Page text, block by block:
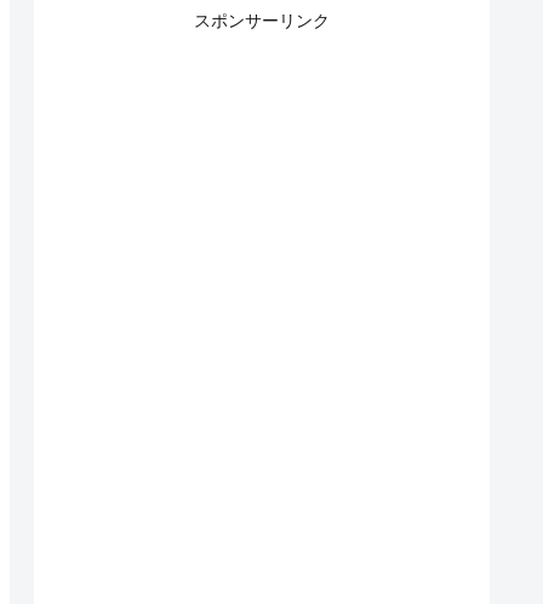
スポンサーリンク